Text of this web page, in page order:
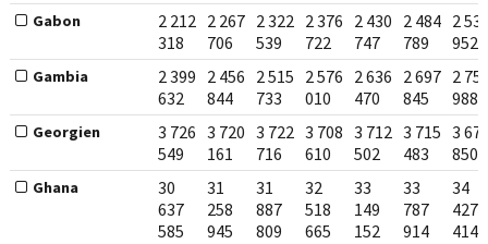
Gabon
2 212
318
2 267
706
2 322
539
2 376
722
2 430
747
2 484
789
2
952
Gambia
2 399
632
2 456
844
2 515
733
2 576
010
2 636
470
2 697
845
2
988
Georgien
3 726
549
3 720
161
3 722
716
3 708
610
3 712
502
3 715
483
3
850
Ghana
30
637
585
31
258
945
31
887
809
32
518
665
33
149
152
33
787
914
34
427
414